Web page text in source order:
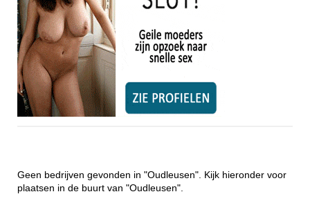
Geen bedrijven gevonden in "Oudleusen". Kijk hieronder voor
plaatsen in de buurt van "Oudleusen".